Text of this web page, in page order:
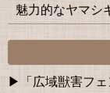
魅力的なヤマシ
「広域獣害フ